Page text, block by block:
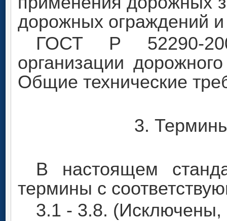
дорожных ограждений
ГОСТ Р 52290-
организации
Общие технические
3.
В настоящем
термины с
3.1 - 3.8.